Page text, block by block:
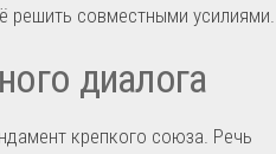
решить совместными усилиями.
диалога
крепкого союза. Речь